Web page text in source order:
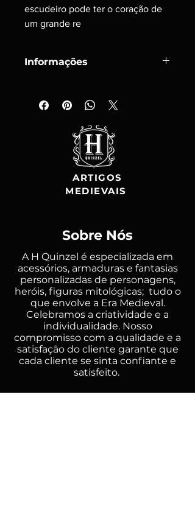
escudeiro pode ter o coração de
um grande re
Informações
precisa.
Prazo de produção e envio do
produto: 20 a 30 dias uteis, após a
aprovação do pagamento.
ARTIGOS
MEDIEVAIS
Sobre Nós
A H Quinzel é especializada em
acessórios, armaduras e fantasias
personalizadas de personagens,
heróis, figuras mitológicas; tudo o
que envolve a Era Medieval.
Celebramos a criatividade e a
individualidade. Nosso
compromisso com a qualidade e a
satisfação do cliente garante que
cada cliente se sinta confiante e
satisfeito.